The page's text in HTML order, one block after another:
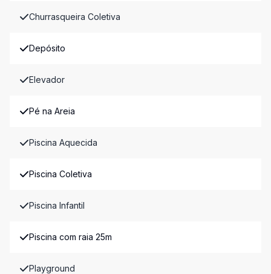
Churrasqueira Coletiva
Depósito
Elevador
Pé na Areia
Piscina Aquecida
Piscina Coletiva
Piscina Infantil
Piscina com raia 25m
Playground